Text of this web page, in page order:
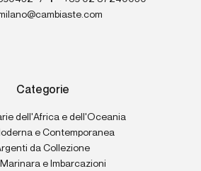
Categorie
dell'Africa e dell'Oceania
e Contemporanea
da Collezione
e Imbarcazioni